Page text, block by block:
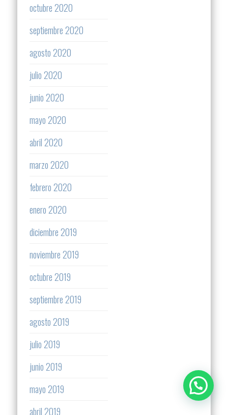
octubre 2020
septiembre 2020
agosto 2020
julio 2020
junio 2020
mayo 2020
abril 2020
marzo 2020
febrero 2020
enero 2020
diciembre 2019
noviembre 2019
octubre 2019
septiembre 2019
agosto 2019
julio 2019
junio 2019
mayo 2019
abril 2019